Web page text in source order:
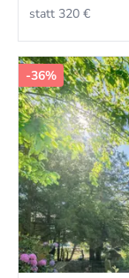
statt 320 €
-36%